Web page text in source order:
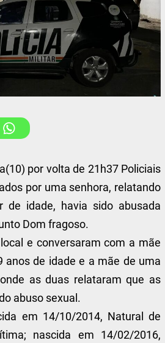
por volta de 21h37 Policiais
por uma senhora, relatando
de idade, havia sido abusada
Dom fragoso.
e conversaram com a mãe
anos de idade e a mãe de uma
as duas relataram que as
abuso sexual.
em 14/10/2014, Natural de
nascida em 14/02/2016,